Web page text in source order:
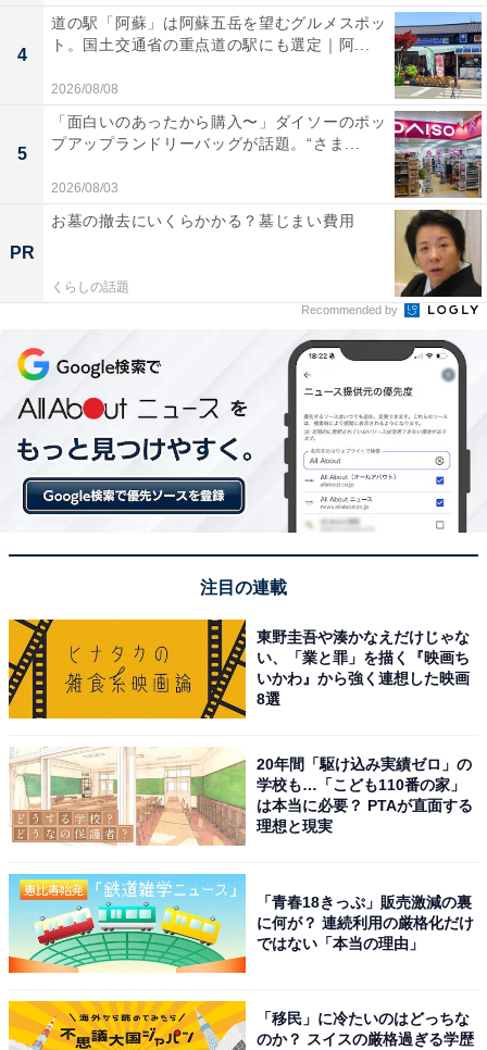
4
道の駅「阿蘇」は阿蘇五岳を望むグルメスポッ
ト。国土交通省の重点道の駅にも選定｜阿...
2026/08/08
5
「面白いのあったから購入〜」ダイソーのポッ
プアップランドリーバッグが話題。“さま...
2026/08/03
PR
お墓の撤去にいくらかかる？墓じまい費用
くらしの話題
Recommended by
注目の連載
東野圭吾や湊かなえだけじゃな
い、「業と罪」を描く『映画ち
いかわ』から強く連想した映画
8選
20年間「駆け込み実績ゼロ」の
学校も…「こども110番の家」
は本当に必要？ PTAが直面する
理想と現実
「青春18きっぷ」販売激減の裏
に何が？ 連続利用の厳格化だけ
ではない「本当の理由」
「移民」に冷たいのはどっちな
のか？ スイスの厳格過ぎる学歴